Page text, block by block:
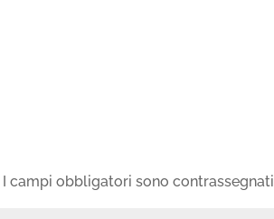
I campi obbligatori sono contrassegnati